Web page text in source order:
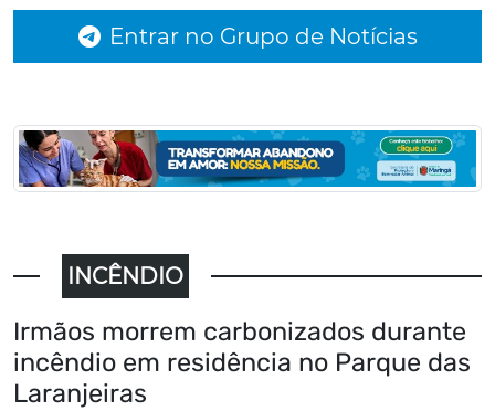
Entrar no Grupo de Notícias
INCÊNDIO
Irmãos morrem carbonizados durante
incêndio em residência no Parque das
Laranjeiras